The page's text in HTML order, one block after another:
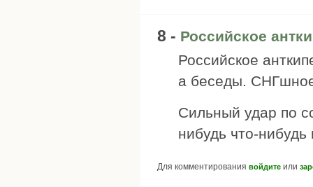
8 - Российское
Российское
а беседы.
Сильный удар по
нибудь что-нибудь
Для комментирования войдите или